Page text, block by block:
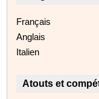
Français
Anglais
Italien
Atouts et